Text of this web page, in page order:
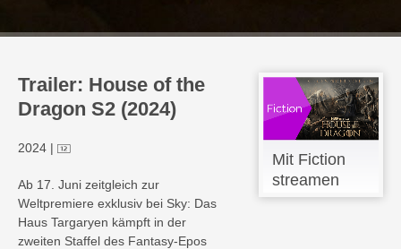
Trailer: House of the
Dragon S2 (2024)
2024 |
Ab 17. Juni zeitgleich zur
Weltpremiere exklusiv bei Sky: Das
Haus Targaryen kämpft in der
zweiten Staffel des Fantasy-Epos
Mit Fiction
streamen